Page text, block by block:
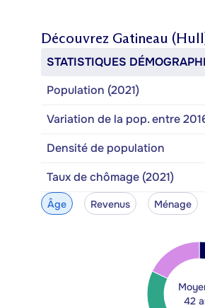
Découvrez Gatineau
STATISTIQUES
Population (2021)
Variation de la pop. entre
Densité de population
Taux de chômage (2021)
Âge Revenus Ménage
42